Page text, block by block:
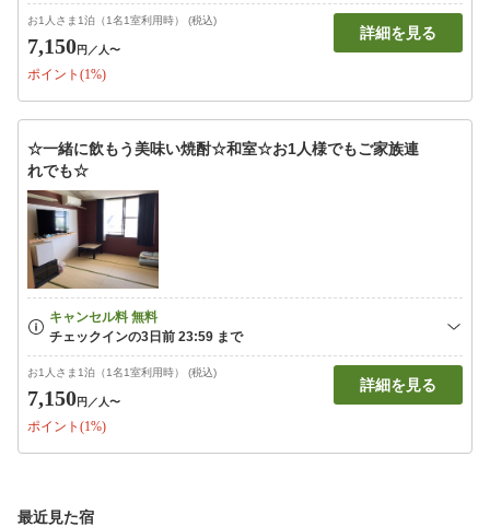
お1人さま1泊（1名1室利用時） (税込)
7,150円 ／人〜
ポイント(1%)
詳細を見る
☆一緒に飲もう美味い焼酎☆和室☆お1人様でもご家族連
れでも☆
お1人さま1泊（1名1室利用時） (税込)
7,150円 ／人〜
ポイント(1%)
詳細を見る
最近見た宿